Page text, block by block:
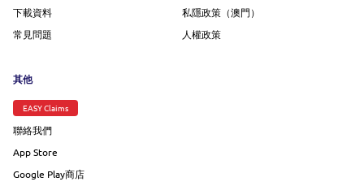
下載資料
常見問題
私隱政策（澳門）
人權政策
其他
EASY Claims
聯絡我們
App Store
Google Play商店